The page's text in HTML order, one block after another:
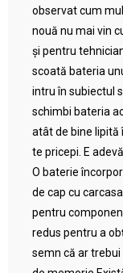
observat cum
nouă nu mai vin
și pentru
scoată bateria
intru în subiectul
schimbi bateria
atât de bine lipită
te pricepi. E
O baterie
de cap cu
pentru
redus pentru a
semn că ar